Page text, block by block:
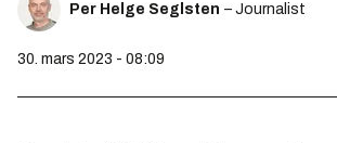
Per Helge Seglsten – Journalist
30. mars 2023 - 08:09